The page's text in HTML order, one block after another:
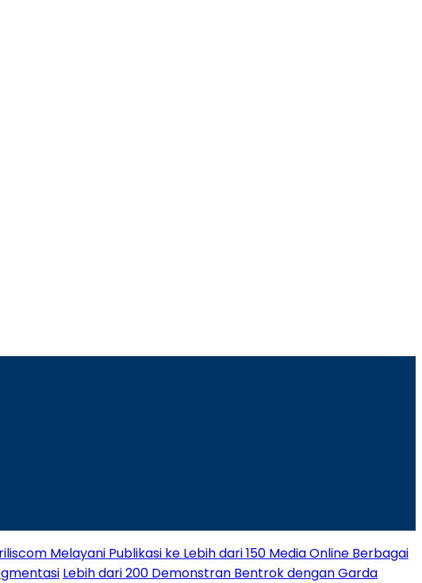
Melayani Publikasi ke Lebih dari 150 Media Online Berbagai
Lebih dari 200 Demonstran Bentrok dengan Garda